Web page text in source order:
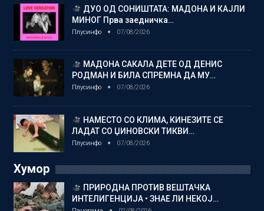
ДУО ОД СОНИШТАТА: МАДОНА И КАЈЛИ
МИНОГ Прва заедничка…
Плусинфо 07/08/2026
МАДОНА САКАЛА ДЕТЕ ОД ДЕНИС
РОДМАН И БИЛА СПРЕМНА ДА МУ…
Плусинфо 07/08/2026
НАМЕСТО СО КЛИМА, КИНЕЗИТЕ СЕ
ЛАДАТ СО ЏИНОВСКИ ТИКВИ…
Плусинфо 07/08/2026
Хумор
ПРИРОДНА ПРОТИВ ВЕШТАЧКА
ИНТЕЛИГЕНЦИЈА • ЗНАЕ ЛИ НЕКОЈ…